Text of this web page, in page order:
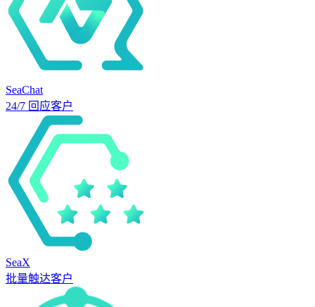
SeaChat
24/7 回应客户
SeaX
批量触达客户